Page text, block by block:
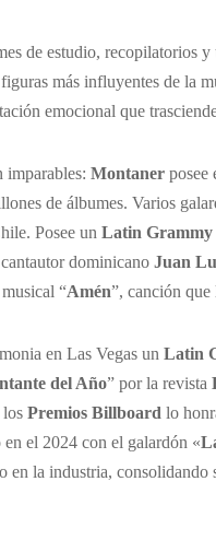
de estudio, recopilatorios
figuras más influyentes de la
emocional que
imparables: Montaner posee
de álbumes. Varios
Posee un Latin Grammy
dominicano Juan
“Amén”, canción
en Las Vegas un Latin
del Año” por la revista
los Premios Billboard lo
el 2024 con el galardón «
la industria,